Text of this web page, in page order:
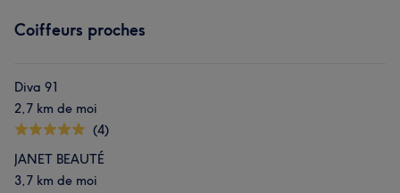
Coiffeurs proches
Diva 91
2,7 km de moi
(4)
JANET BEAUTÉ
3,7 km de moi